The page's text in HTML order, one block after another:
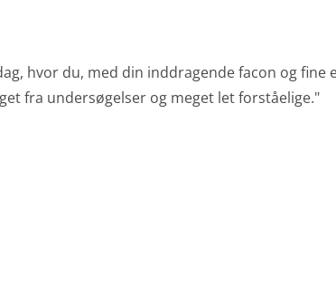
hvor du, med din inddragende facon og
fra undersøgelser og meget let forståelige."